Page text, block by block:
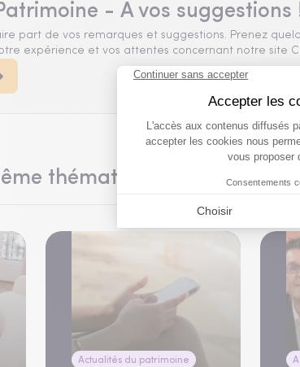
- A vos suggestions
part de vos remarques et suggestions. Prenez
expérience et vos attentes concernant notre site
thématique
Actualités du patrimoine